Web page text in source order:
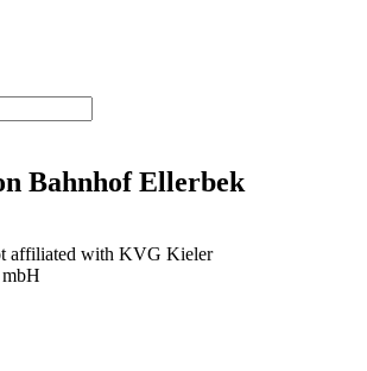
Bahnhof Ellerbek
affiliated with KVG Kieler
mbH